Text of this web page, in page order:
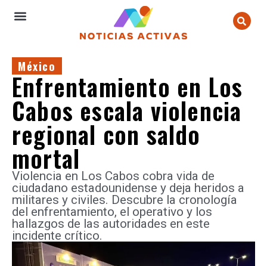
México
Enfrentamiento en Los
Cabos escala violencia
regional con saldo
mortal
Violencia en Los Cabos cobra vida de
ciudadano estadounidense y deja heridos a
militares y civiles. Descubre la cronología
del enfrentamiento, el operativo y los
hallazgos de las autoridades en este
incidente crítico.